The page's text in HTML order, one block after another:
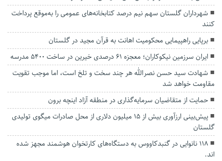
شهرداران گلستان سهم نیم درصد کتابخانه‌های عمومی را به‌موقع پرداخت
کنند
برپایی راهپیمایی محکومیت اهانت به قرآن مجید در گلستان
ایران سرزمین نیکوکاران؛ معجزه ۶۱ درصدی خیرین در ساخت ۵۴۰۰ مدرسه
شهادت سید حسن نصرالله هر چند سخت و تلخ است، اما موجب تقویت
مقاومت خواهد شد
حمایت از متقاضیان سرمایه‌گذاری در منطقه آزاد اینچه برون
پیش‌بینی ارزآوری بیش از ۱۵ میلیون دلاری از محل صادرات میگوی تولیدی
گلستان
۱۱۸ نانوایی در گنبدکاووس به دستگاه‌های کارتخوان هوشمند مجهز شده
اند.